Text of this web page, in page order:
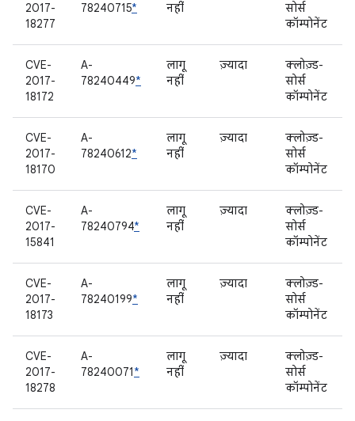
2017-
18277
78240715*
नहीं
सोर्स
कॉम्पोनेंट
CVE-
2017-
18172
A-
78240449*
लागू
नहीं
ज़्यादा
क्लोज़्ड-
सोर्स
कॉम्पोनेंट
CVE-
2017-
18170
A-
78240612*
लागू
नहीं
ज़्यादा
क्लोज़्ड-
सोर्स
कॉम्पोनेंट
CVE-
2017-
15841
A-
78240794*
लागू
नहीं
ज़्यादा
क्लोज़्ड-
सोर्स
कॉम्पोनेंट
CVE-
2017-
18173
A-
78240199*
लागू
नहीं
ज़्यादा
क्लोज़्ड-
सोर्स
कॉम्पोनेंट
CVE-
2017-
18278
A-
78240071*
लागू
नहीं
ज़्यादा
क्लोज़्ड-
सोर्स
कॉम्पोनेंट